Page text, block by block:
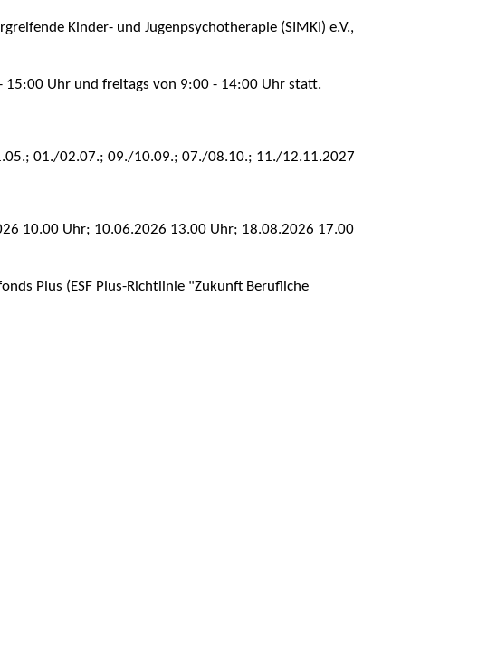
Kinder- und Jugenpsychotherapie (SIMKI) e.V.,
Uhr und freitags von 9:00 - 14:00 Uhr statt.
01./02.07.; 09./10.09.; 07./08.10.; 11./12.11.2027
10.00 Uhr; 10.06.2026 13.00 Uhr; 18.08.2026 17.00
Plus (ESF Plus-Richtlinie "Zukunft Berufliche